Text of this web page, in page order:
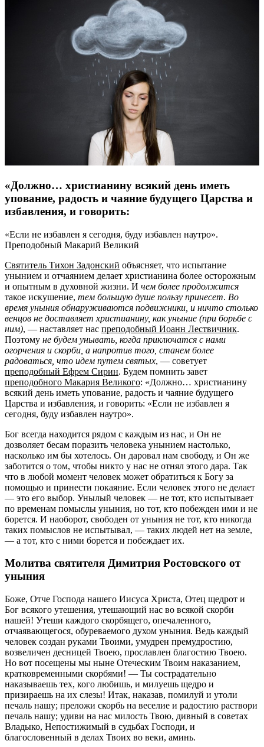
«Должно… христианину всякий день иметь
упование, радость и чаяние будущего Царства и
избавления, и говорить:
«Если не избавлен я сегодня, буду избавлен наутро».
Преподобный Макарий Великий
Святитель Тихон Задонский объясняет, что испытание
унынием и отчаянием делает христианина более осторожным
и опытным в духовной жизни. И чем более продолжится
такое искушение, тем большую душе пользу принесет. Во
время уныния обнаруживаются подвижники, и ничто столько
венцов не доставляет христианину, как уныние (при борьбе с
ним), — наставляет нас преподобный Иоанн Лествичник.
Поэтому не будем унывать, когда приключатся с нами
огорчения и скорби, а напротив того, станем более
радоваться, что идем путем святых, — советует
преподобный Ефрем Сирин. Будем помнить завет
преподобного Макария Великого: «Должно… христианину
всякий день иметь упование, радость и чаяние будущего
Царства и избавления, и говорить: «Если не избавлен я
сегодня, буду избавлен наутро».
Бог всегда находится рядом с каждым из нас, и Он не
дозволяет бесам поразить человека унынием настолько,
насколько им бы хотелось. Он даровал нам свободу, и Он же
заботится о том, чтобы никто у нас не отнял этого дара. Так
что в любой момент человек может обратиться к Богу за
помощью и принести покаяние. Если человек этого не делает
— это его выбор. Унылый человек — не тот, кто испытывает
по временам помыслы уныния, но тот, кто побежден ими и не
борется. И наоборот, свободен от уныния не тот, кто никогда
таких помыслов не испытывал, — таких людей нет на земле,
— а тот, кто с ними борется и побеждает их.
Молитва святителя Димитрия Ростовского от
уныния
Боже, Отче Господа нашего Иисуса Христа, Отец щедрот и
Бог всякого утешения, утешающий нас во всякой скорби
нашей! Утеши каждого скорбящего, опечаленного,
отчаявающегося, обуреваемого духом уныния. Ведь каждый
человек создан руками Твоими, умудрен премудростию,
возвеличен десницей Твоею, прославлен благостию Твоею.
Но вот посещены мы ныне Отеческим Твоим наказанием,
кратковременными скорбями! — Ты сострадательно
наказываешь тех, кого любишь, и милуешь щедро и
призираешь на их слезы! Итак, наказав, помилуй и утоли
печаль нашу; преложи скорбь на веселие и радостию раствори
печаль нашу; удиви на нас милость Твою, дивный в советах
Владыко, Непостижимый в судьбах Господи, и
благословенный в делах Твоих во веки, аминь.